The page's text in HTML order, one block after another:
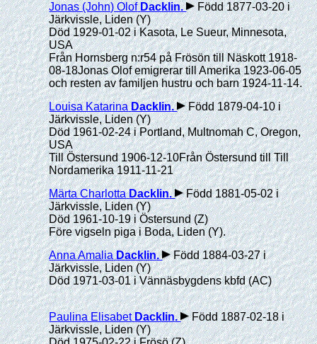
Jonas (John) Olof Dacklin.
Född 1877-03-20 i
Järkvissle, Liden (Y)
Död 1929-01-02 i Kasota, Le Sueur, Minnesota,
USA
Från Hornsberg n:r54 på Frösön till Näskott 1918-
08-18Jonas Olof emigrerar till Amerika 1923-06-05
och resten av familjen hustru och barn 1924-11-14.
Louisa Katarina Dacklin.
Född 1879-04-10 i
Järkvissle, Liden (Y)
Död 1961-02-24 i Portland, Multnomah C, Oregon,
USA
Till Östersund 1906-12-10Från Östersund till Till
Nordamerika 1911-11-21
Märta Charlotta Dacklin.
Född 1881-05-02 i
Järkvissle, Liden (Y)
Död 1961-10-19 i Östersund (Z)
Före vigseln piga i Boda, Liden (Y).
Anna Amalia Dacklin.
Född 1884-03-27 i
Järkvissle, Liden (Y)
Död 1971-03-01 i Vännäsbygdens kbfd (AC)
Paulina Elisabet Dacklin.
Född 1887-02-18 i
Järkvissle, Liden (Y)